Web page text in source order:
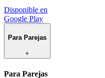
Disponible en
Google Play
Para Parejas
+
Para Parejas